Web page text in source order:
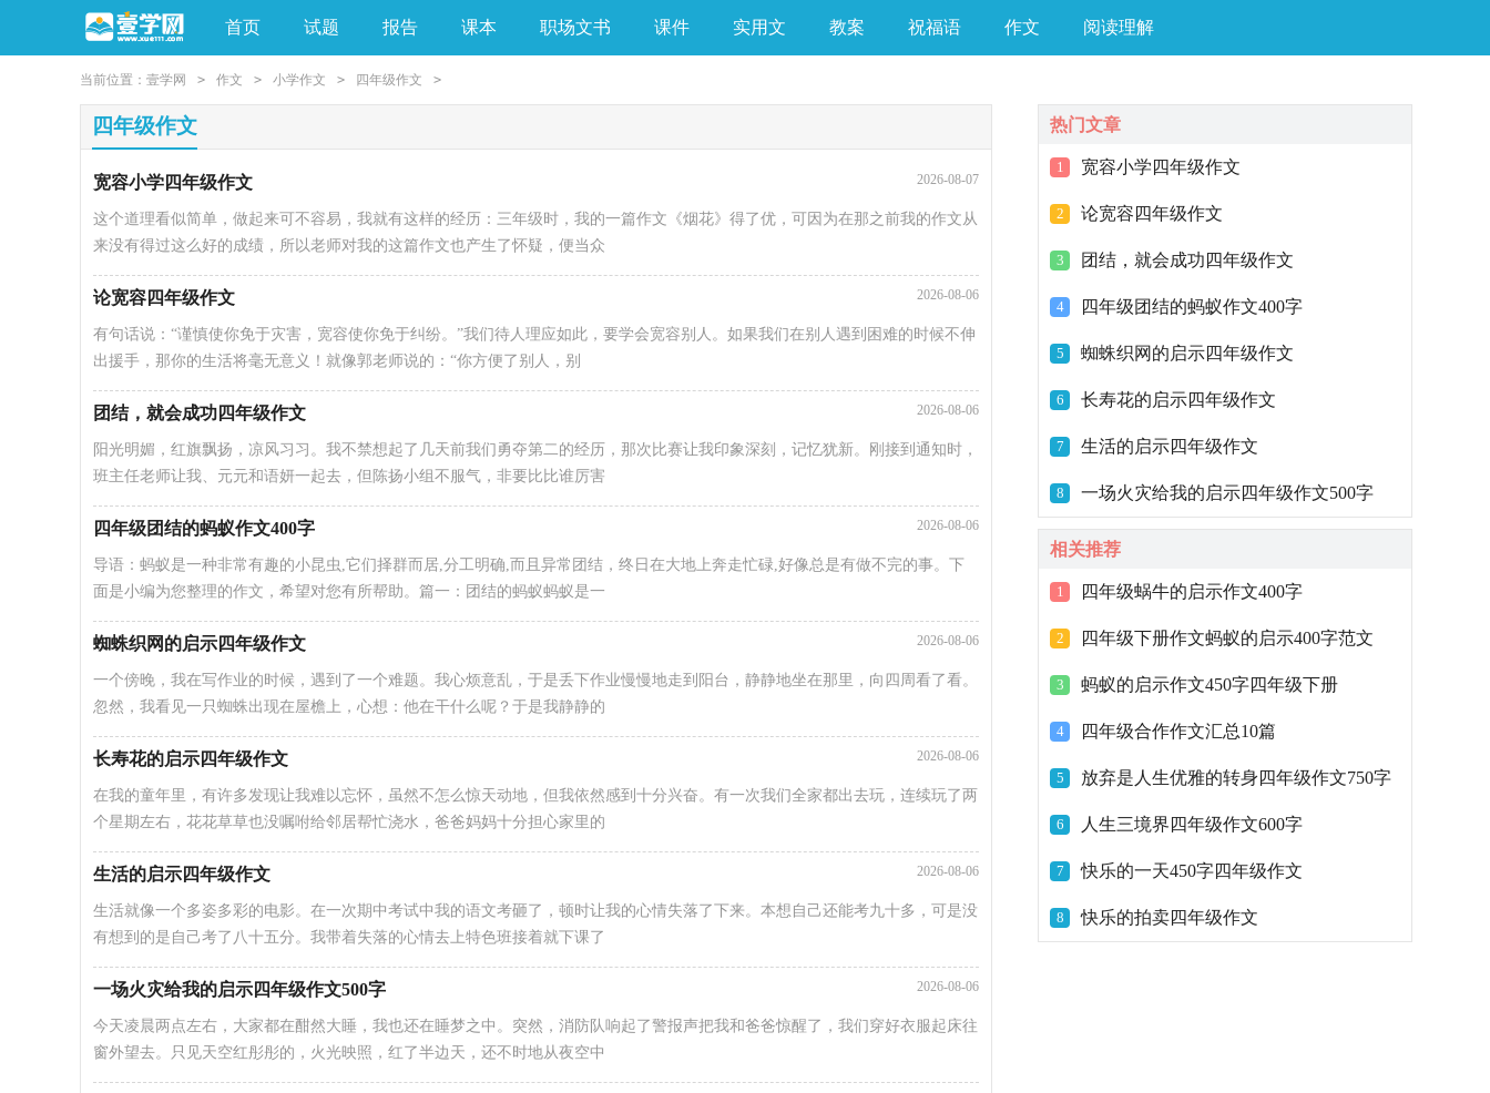
首页 试题 报告 课本 职场文书 课件 实用文 教案 祝福语 作文 阅读理解
亲子教育 手工素材
当前位置： 壹学网 > 作文 > 小学作文 > 四年级作文 >
四年级作文
宽容小学四年级作文 2026-08-07
这个道理看似简单，做起来可不容易，我就有这样的经历：三年级时，我的一篇作文《烟花》得了优，可因为在那之前我的作文从
来没有得过这么好的成绩，所以老师对我的这篇作文也产生了怀疑，便当众
论宽容四年级作文 2026-08-06
有句话说：“谨慎使你免于灾害，宽容使你免于纠纷。”我们待人理应如此，要学会宽容别人。如果我们在别人遇到困难的时候不伸
出援手，那你的生活将毫无意义！就像郭老师说的：“你方便了别人，别
团结，就会成功四年级作文 2026-08-06
阳光明媚，红旗飘扬，凉风习习。我不禁想起了几天前我们勇夺第二的经历，那次比赛让我印象深刻，记忆犹新。刚接到通知时，
班主任老师让我、元元和语妍一起去，但陈扬小组不服气，非要比比谁厉害
四年级团结的蚂蚁作文400字 2026-08-06
导语：蚂蚁是一种非常有趣的小昆虫,它们择群而居,分工明确,而且异常团结，终日在大地上奔走忙碌,好像总是有做不完的事。下
面是小编为您整理的作文，希望对您有所帮助。篇一：团结的蚂蚁蚂蚁是一
蜘蛛织网的启示四年级作文 2026-08-06
一个傍晚，我在写作业的时候，遇到了一个难题。我心烦意乱，于是丢下作业慢慢地走到阳台，静静地坐在那里，向四周看了看。
忽然，我看见一只蜘蛛出现在屋檐上，心想：他在干什么呢？于是我静静的
长寿花的启示四年级作文 2026-08-06
在我的童年里，有许多发现让我难以忘怀，虽然不怎么惊天动地，但我依然感到十分兴奋。有一次我们全家都出去玩，连续玩了两
个星期左右，花花草草也没嘱咐给邻居帮忙浇水，爸爸妈妈十分担心家里的
生活的启示四年级作文 2026-08-06
生活就像一个多姿多彩的电影。在一次期中考试中我的语文考砸了，顿时让我的心情失落了下来。本想自己还能考九十多，可是没
有想到的是自己考了八十五分。我带着失落的心情去上特色班接着就下课了
一场火灾给我的启示四年级作文500字 2026-08-06
今天凌晨两点左右，大家都在酣然大睡，我也还在睡梦之中。突然，消防队响起了警报声把我和爸爸惊醒了，我们穿好衣服起床往
窗外望去。只见天空红彤彤的，火光映照，红了半边天，还不时地从夜空中
热门文章
1 宽容小学四年级作文
2 论宽容四年级作文
3 团结，就会成功四年级作文
4 四年级团结的蚂蚁作文400字
5 蜘蛛织网的启示四年级作文
6 长寿花的启示四年级作文
7 生活的启示四年级作文
8 一场火灾给我的启示四年级作文500字
相关推荐
1 四年级蜗牛的启示作文400字
2 四年级下册作文蚂蚁的启示400字范文
3 蚂蚁的启示作文450字四年级下册
4 四年级合作作文汇总10篇
5 放弃是人生优雅的转身四年级作文750字
6 人生三境界四年级作文600字
7 快乐的一天450字四年级作文
8 快乐的拍卖四年级作文